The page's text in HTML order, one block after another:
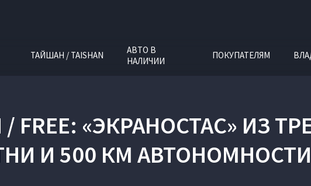
ТАЙШАН / TAISHAN
АВТО В
НАЛИЧИИ
ПОКУПАТЕЛЯМ
FREE: «ЭКРАНОСТАС» ИЗ
И 500 КМ АВТОНОМНОСТИ